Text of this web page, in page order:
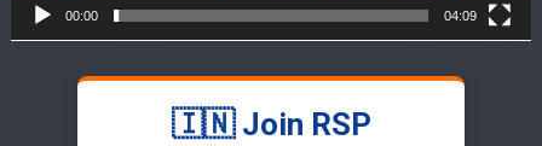
00:00 04:09
🇮🇳 Join RSP